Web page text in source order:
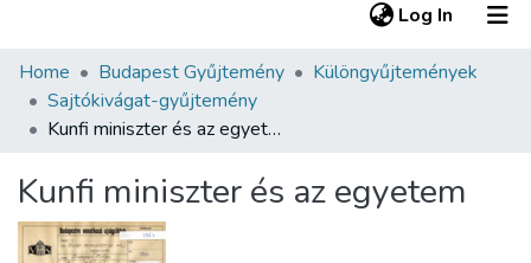
Log In (current)
Communities & Collections
All of DSpace
About us
Home Budapest Gyűjtemény
Különgyűjtemények
Sajtókivágat-gyűjtemény
Kunfi miniszter és az egyetem
Kunfi miniszter és az egyetem